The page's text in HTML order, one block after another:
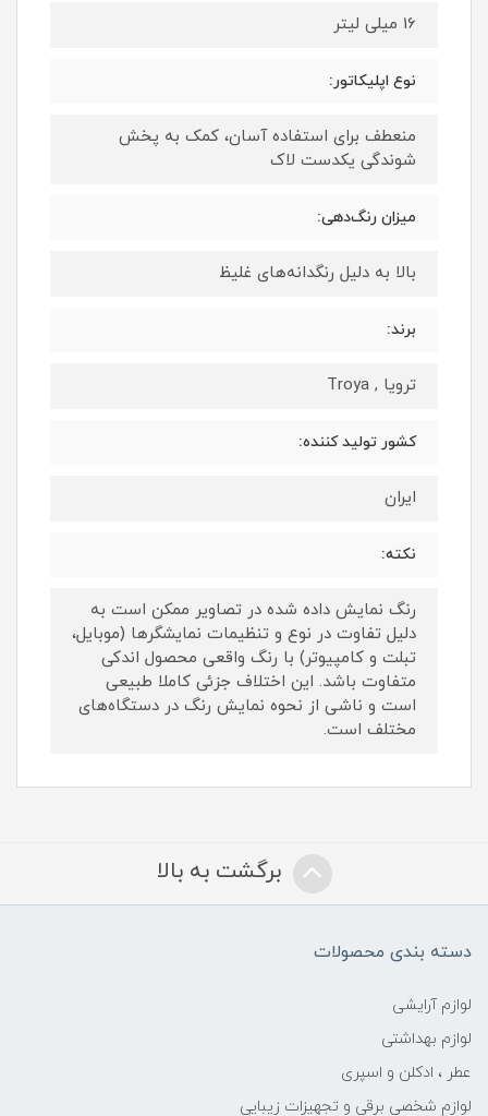
16 میلی لیتر
نوع اپلیکاتور:
منعطف برای استفاده آسان، کمک به پخش
شوندگی یکدست لاک
میزان رنگ‌دهی:
بالا به دلیل رنگدانه‌های غلیظ
برند:
ترویا , Troya
کشور تولید کننده:
ایران
نکته:
رنگ نمایش داده‌ شده در تصاویر ممکن است به
دلیل تفاوت در نوع و تنظیمات نمایشگرها (موبایل،
تبلت و کامپیوتر) با رنگ واقعی محصول اندکی
متفاوت باشد. این اختلاف جزئی کاملا طبیعی
است و ناشی از نحوه نمایش رنگ در دستگاه‌های
مختلف است.
برگشت به بالا
دسته بندی محصولات
لوازم آرایشی
لوازم بهداشتی
عطر ، ادکلن و اسپری
لوازم شخصی برقی و تجهیزات زیبایی